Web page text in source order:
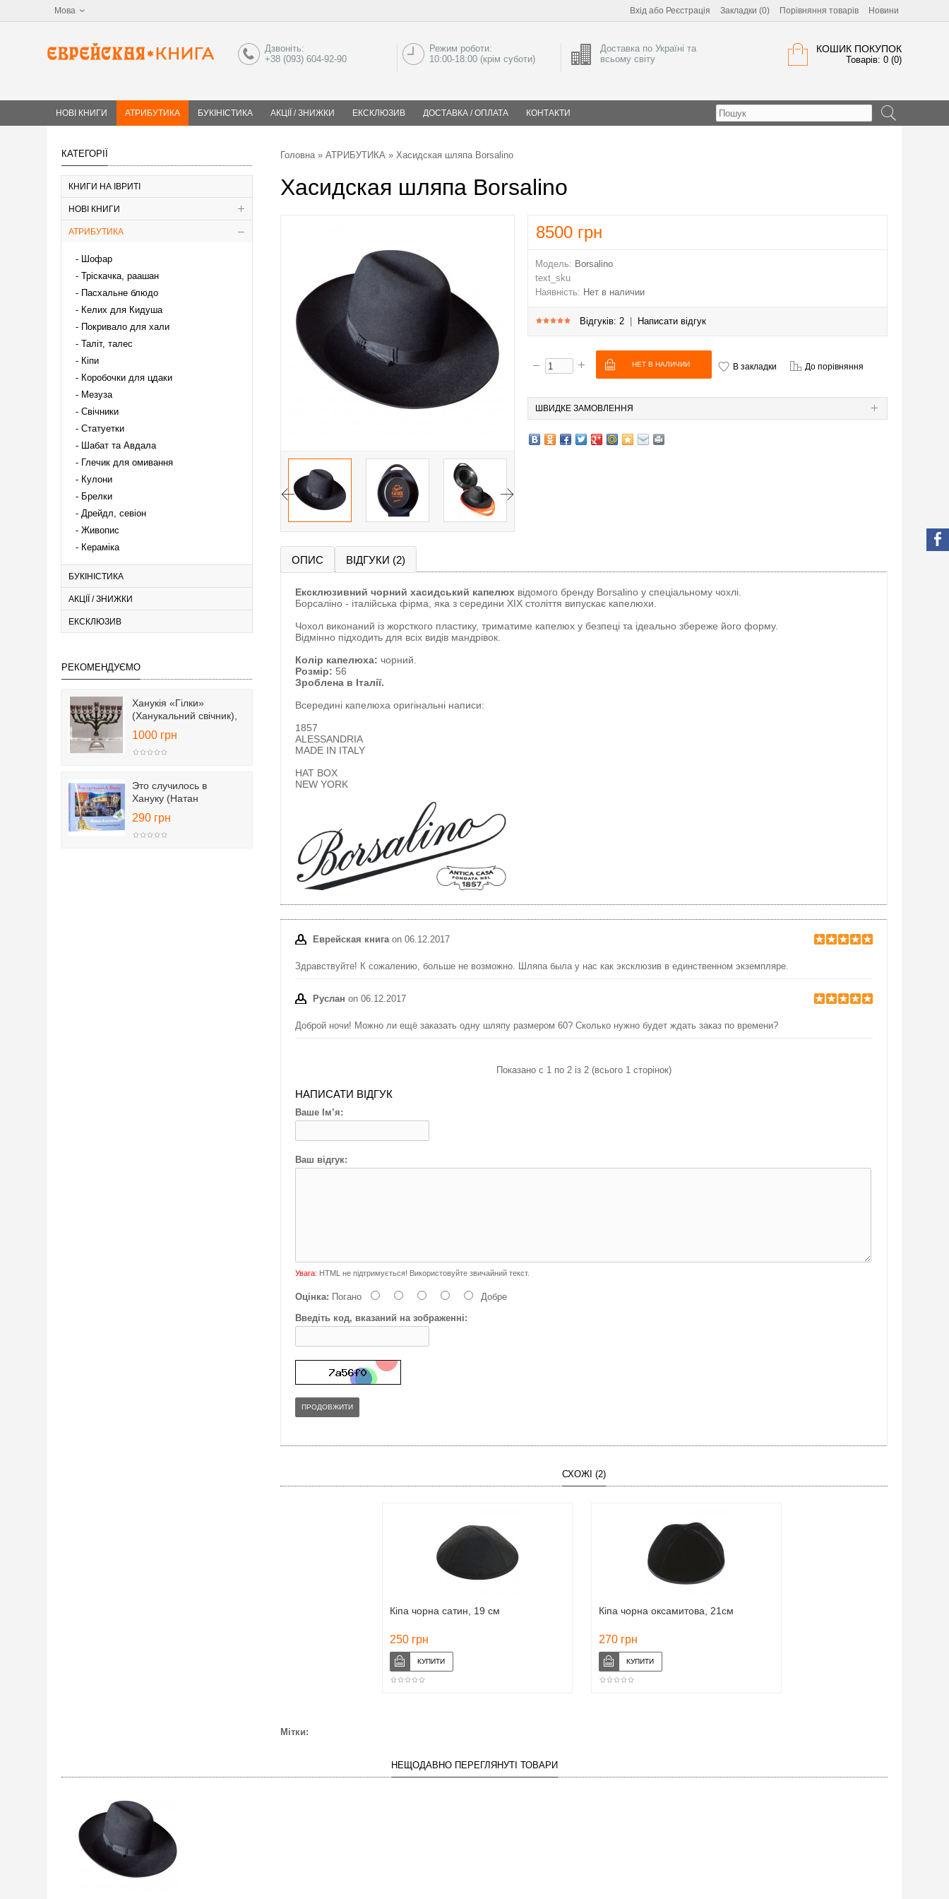
Мова Вхід або Реєстрація Закладки (0) Порівняння товарів Новини
КОШИК ПОКУПОК
Товарів: 0 (0)
Дзвоніть:
+38 (093) 604-92-90
Режим роботи:
10:00-18:00 (крім суботи)
Доставка по Україні та
всьому світу
НОВІ КНИГИ АТРИБУТИКА БУКІНІСТИКА АКЦІЇ / ЗНИЖКИ ЕКСКЛЮЗИВ ДОСТАВКА / ОПЛАТА КОНТАКТИ
КАТЕГОРІЇ
КНИГИ НА ІВРИТІ
НОВІ КНИГИ
АТРИБУТИКА
Шофар
Тріскачка, раашан
Пасхальне блюдо
Келих для Кидуша
Покривало для хали
Таліт, талес
Кіпи
Коробочки для цдаки
Мезуза
Свічники
Статуетки
Шабат та Авдала
Глечик для омивання
Кулони
Брелки
Дрейдл, севіон
Живопис
Кераміка
БУКІНІСТИКА
АКЦІЇ / ЗНИЖКИ
ЕКСКЛЮЗИВ
РЕКОМЕНДУЄМО
Ханукія «Гілки»
(Ханукальний свічник),
25 см
1000 грн
Это случилось в
Хануку (Натан
Альтерман)
290 грн
Головна» АТРИБУТИКА » Хасидская шляпа Borsalino
Хасидская шляпа Borsalino
8500 грн
Модель: Borsalino
text_sku
Наявність: Нет в наличии
Відгуків: 2 Написати відгук
В закладки До порівняння
ШВИДКЕ ЗАМОВЛЕННЯ
ОПИС ВІДГУКИ (2)
Ексклюзивний чорний хасидський капелюх відомого бренду Borsalino у спеціальному чохлі.
Борсаліно - італійська фірма, яка з середини XIX століття випускає капелюхи.
Чохол виконаний із жорсткого пластику, триматиме капелюх у безпеці та ідеально збереже його форму.
Відмінно підходить для всіх видів мандрівок.
Колір капелюха: чорний.
Розмір: 56
Зроблена в Італії.
Всередині капелюха оригінальні написи:
1857
ALESSANDRIA
MADE IN ITALY
HAT BOX
NEW YORK
Еврейская книгаon 06.12.2017
Здравствуйте! К сожалению, больше не возможно. Шляпа была у нас как эксклюзив в единственном экземпляре.
Руслан on 06.12.2017
Доброй ночи! Можно ли ещё заказать одну шляпу размером 60? Сколько нужно будет ждать заказ по времени?
Показано с 1 по 2 із 2 (всього 1 сторінок)
НАПИСАТИ ВІДГУК
Ваше Ім’я:
Ваш відгук:
Увага: HTML не підтримується! Використовуйте звичайний текст.
Оцінка: Погано
Добре
Введіть код, вказаний на зображенні:
ПРОДОВЖИТИ
СХОЖІ (2)
Кіпа чорна сатин, 19 см
250 грн
Кіпа чорна оксамитова, 21см
270 грн
Мітки:
НЕЩОДАВНО ПЕРЕГЛЯНУТІ ТОВАРИ